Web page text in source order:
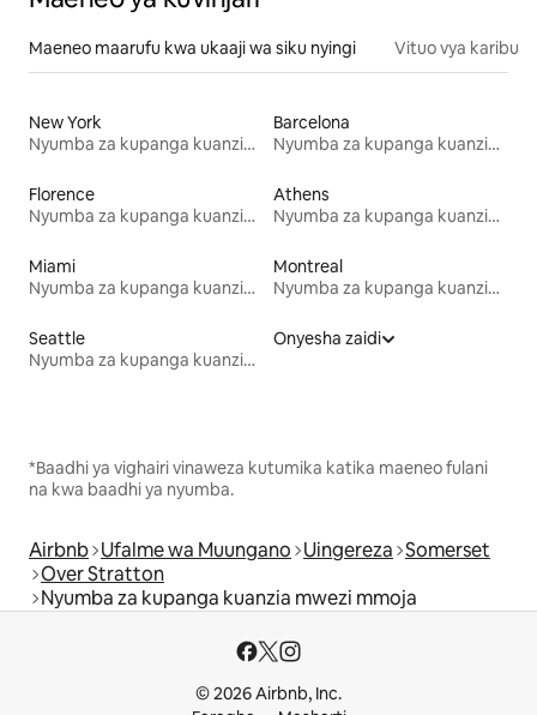
Maeneo maarufu kwa ukaaji wa siku nyingi Vituo vya karibu
New York
Nyumba za kupanga kuanzia mwezi mmoja
Barcelona
Nyumba za kupanga kuanzia mwezi mmoja
Florence
Nyumba za kupanga kuanzia mwezi mmoja
Athens
Nyumba za kupanga kuanzia mwezi mmoja
Miami
Nyumba za kupanga kuanzia mwezi mmoja
Montreal
Nyumba za kupanga kuanzia mwezi mmoja
Seattle
Nyumba za kupanga kuanzia mwezi mmoja
Onyesha zaidi
*Baadhi ya vighairi vinaweza kutumika katika maeneo fulani
na kwa baadhi ya nyumba.
Airbnb Ufalme wa Muungano Uingereza Somerset
Over Stratton
Nyumba za kupanga kuanzia mwezi mmoja
© 2026 Airbnb, Inc.